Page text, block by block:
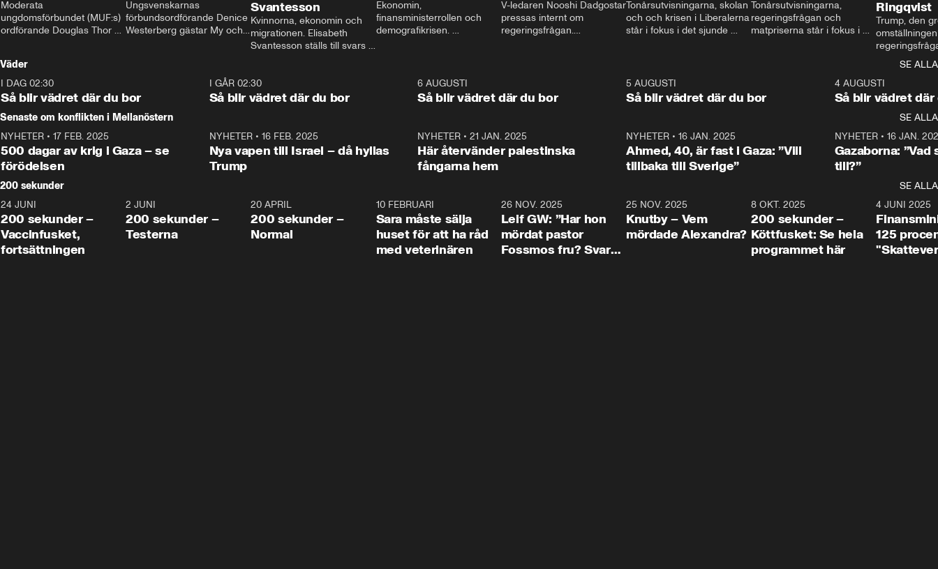
Moderata
ungdomsförbundet (MUF:s)
ordförande Douglas Thor
tonårsutvisningarna och hur
Moderaterna ska locka
väljare till valet i höst.
Ungsvenskarnas
förbundsordförande Denice
Westerberg gästar My och
Svantesson
Kvinnorna, ekonomin och
migrationen. Elisabeth
Svantesson ställs till svars
Ekonomin,
finansministerrollen och
demografikrisen.
och Makten.
V-ledaren Nooshi Dadgostar
pressas internt om
regeringsfrågan.
– Vi ställer upp i val. Ska vi
vara med så sitter vi förstås
Tonårsutvisningarna, skolan
och och krisen i Liberalerna
står i fokus i det sjunde
kommentator My
Rohwedder ställer
utbildnings- och
Mohamsson till svars.
Tonårsutvisningarna,
regeringsfrågan och
matpriserna står i fokus i
Rohwedder ställer
statsminister Ulf Kristersson
Ringqvist
Trump, den
centrum i
avsnittet av
Makten”. Se
Aftonbladets
Rohwedder
Thand Ring
Väder
SE ALLA
I DAG 02:30
Så blir vädret där du bor
1:06
I GÅR 02:30
Så blir vädret där du bor
6 AUGUSTI
Så blir vädret där du bor
5 AUGUSTI
Så blir vädret där du bor
4 AUGUSTI
Så blir vädret där
Senaste om konflikten i Mellanöstern
SE ALLA
NYHETER • 17 FEB. 2025
500 dagar av krig i Gaza – se
förödelsen
NYHETER• 16 FEB. 2025
Nya vapen till Israel – då hyllas
Trump
NYHETER •21 JAN. 2025
Här återvänder palestinska
fångarna hem
NYHETER• 16 JAN. 2025
Ahmed, 40, är fast i Gaza: ”Vill
tillbaka till Sverige”
NYHETER• 16 JAN.
Gazaborna:
till?”
200 sekunder
SE ALLA
5:00
24 JUNI
200 sekunder –
Vaccinfusket,
fortsättningen
4:23
2 JUNI
200 sekunder –
Testerna
20 APRIL
200 sekunder –
Normal
10 FEBRUARI
Sara måste sälja
huset för att ha råd
med veterinären
26 NOV. 2025
Leif GW: ”Har hon
mördat pastor
Fossmos fru? Svar
31:05
25 NOV. 2025
Knutby – Vem
mördade Alexandra?
4:29
8 OKT. 2025
200 sekunder –
Köttfusket: Se hela
programmet här
4 JUNI 2025
125